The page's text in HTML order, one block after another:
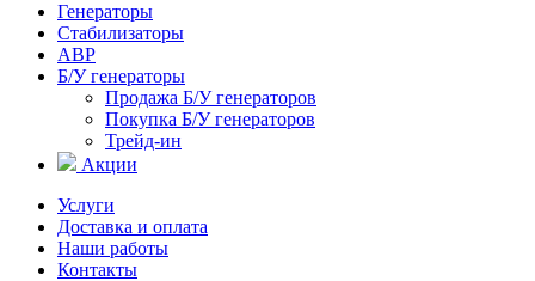
Генераторы
Стабилизаторы
АВР
Б/У генераторы
Продажа Б/У генераторов
Покупка Б/У генераторов
Трейд-ин
Акции
Услуги
Доставка и оплата
Наши работы
Контакты